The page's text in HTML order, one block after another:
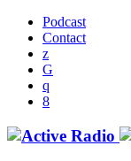
Podcast
Contact